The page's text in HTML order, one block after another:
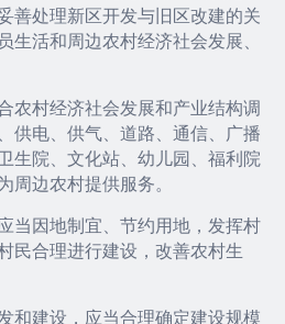
善处理新区开发与旧区改建的关
生活和周边农村经济社会发展、
农村经济社会发展和产业结构调
供电、供气、道路、通信、广播
生院、文化站、幼儿园、福利院
周边农村提供服务。
当因地制宜、节约用地，发挥村
民合理进行建设，改善农村生
建设，应当合理确定建设规模